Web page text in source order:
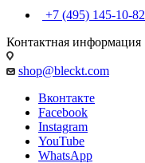
+7 (495) 145-10-82
Контактная информация
shop@bleckt.com
Вконтакте
Facebook
Instagram
YouTube
WhatsApp